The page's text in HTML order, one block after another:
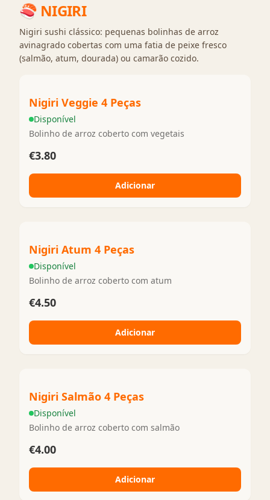
🍣 NIGIRI
Nigiri sushi clássico: pequenas bolinhas de arroz
avinagrado cobertas com uma fatia de peixe fresco
(salmão, atum, dourada) ou camarão cozido.
Nigiri Veggie 4 Peças
Disponível
Bolinho de arroz coberto com vegetais
€3.80
Adicionar
Nigiri Atum 4 Peças
Disponível
Bolinho de arroz coberto com atum
€4.50
Adicionar
Nigiri Salmão 4 Peças
Disponível
Bolinho de arroz coberto com salmão
€4.00
Adicionar